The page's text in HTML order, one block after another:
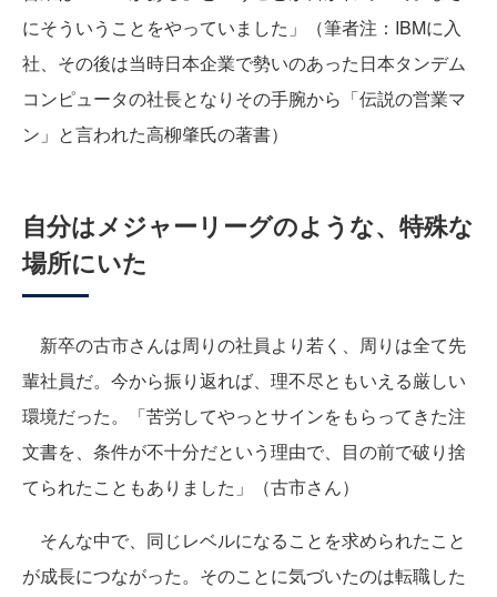
にそういうことをやっていました」（筆者注：IBMに入
社、その後は当時日本企業で勢いのあった日本タンデム
コンピュータの社長となりその手腕から「伝説の営業マ
ン」と言われた高柳肇氏の著書）
自分はメジャーリーグのような、特殊な
場所にいた
新卒の古市さんは周りの社員より若く、周りは全て先
輩社員だ。今から振り返れば、理不尽ともいえる厳しい
環境だった。「苦労してやっとサインをもらってきた注
文書を、条件が不十分だという理由で、目の前で破り捨
てられたこともありました」（古市さん）
そんな中で、同じレベルになることを求められたこと
が成長につながった。そのことに気づいたのは転職した